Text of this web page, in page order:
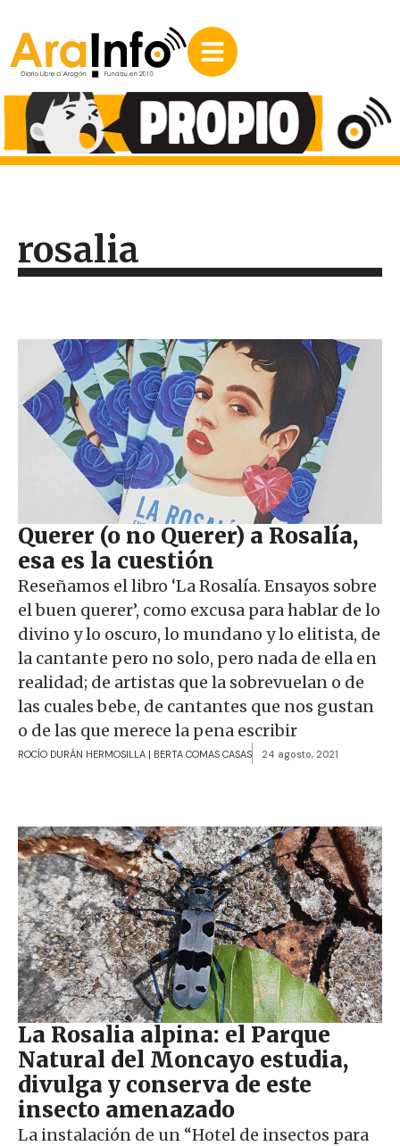
rosalia
Querer (o no Querer) a Rosalía,
esa es la cuestión
Reseñamos el libro ‘La Rosalía. Ensayos sobre
el buen querer’, como excusa para hablar de lo
divino y lo oscuro, lo mundano y lo elitista, de
la cantante pero no solo, pero nada de ella en
realidad; de artistas que la sobrevuelan o de
las cuales bebe, de cantantes que nos gustan
o de las que merece la pena escribir
ROCÍO DURÁN HERMOSILLA | BERTA COMAS CASAS 24 agosto, 2021
La Rosalia alpina: el Parque
Natural del Moncayo estudia,
divulga y conserva de este
insecto amenazado
La instalación de un “Hotel de insectos para